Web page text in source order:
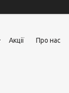
Акції Про нас